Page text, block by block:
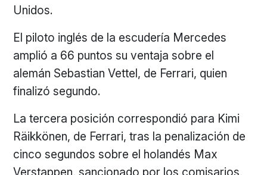
Unidos.
El piloto inglés de la escudería Mercedes
amplió a 66 puntos su ventaja sobre el
alemán Sebastian Vettel, de Ferrari, quien
finalizó segundo.
La tercera posición correspondió para Kimi
Räikkönen, de Ferrari, tras la penalización de
cinco segundos sobre el holandés Max
Verstappen, sancionado por los comisarios,